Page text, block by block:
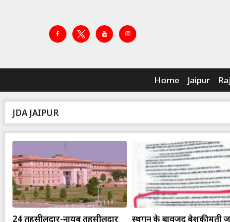
Home Jaipur
JDA JAIPUR
24 तहसीलदार-नायब तहसीलदार स्थगन के बावजूद बेशकीमती